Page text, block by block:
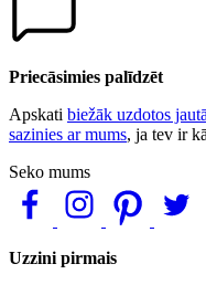
Priecāsimies palīdzēt
Apskati biežāk uzdotos
sazinies ar mums, ja tev ir
Seko mums
Uzzini pirmais